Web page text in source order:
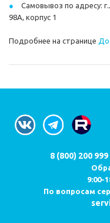
Самовывоз по адресу:
98А, корпус 1
Подробнее на странице
8 (800) 200 999
9:00-
По вопросам